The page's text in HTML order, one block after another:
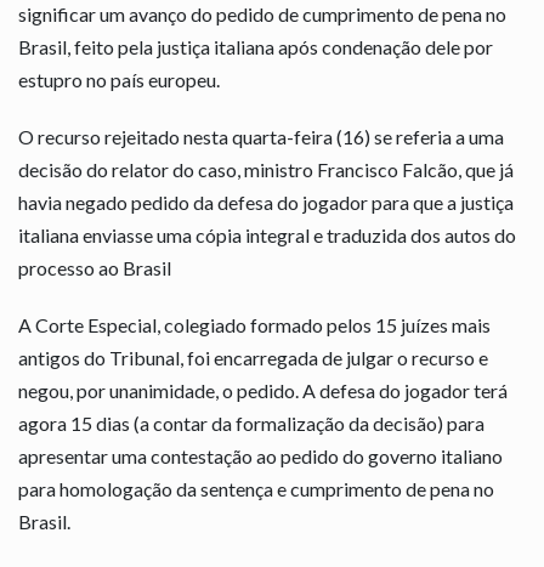
significar um avanço do pedido de cumprimento de pena no
Brasil, feito pela justiça italiana após condenação dele por
estupro no país europeu.
O recurso rejeitado nesta quarta-feira (16) se referia a uma
decisão do relator do caso, ministro Francisco Falcão, que já
havia negado pedido da defesa do jogador para que a justiça
italiana enviasse uma cópia integral e traduzida dos autos do
processo ao Brasil
A Corte Especial, colegiado formado pelos 15 juízes mais
antigos do Tribunal, foi encarregada de julgar o recurso e
negou, por unanimidade, o pedido. A defesa do jogador terá
agora 15 dias (a contar da formalização da decisão) para
apresentar uma contestação ao pedido do governo italiano
para homologação da sentença e cumprimento de pena no
Brasil.